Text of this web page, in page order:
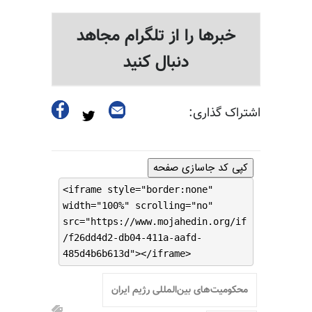
خبرها را از تلگرام مجاهد
دنبال کنید
اشتراک گذاری:
کپی کد جاسازی صفحه
<iframe style="border:none"
width="100%" scrolling="no"
src="https://www.mojahedin.org/if
/f26dd4d2-db04-411a-aafd-
485d4b6b613d"></iframe>
محکومیت‌های بین‌المللی رژیم ایران